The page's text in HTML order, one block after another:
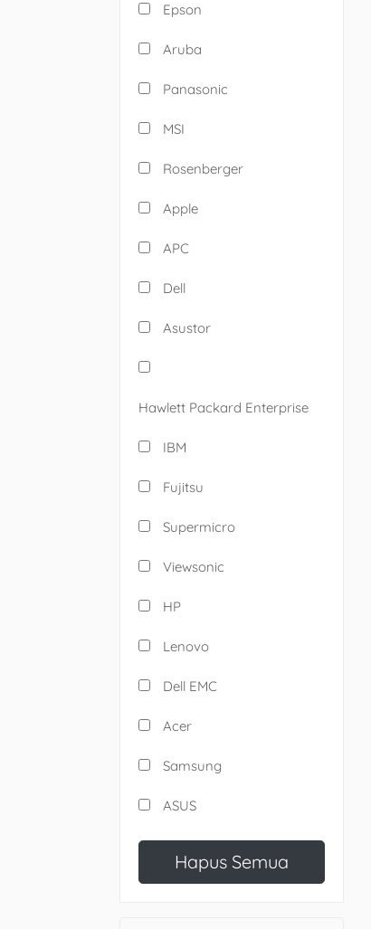
Epson
Aruba
Panasonic
MSI
Rosenberger
Apple
APC
Dell
Asustor
Hawlett Packard Enterprise
IBM
Fujitsu
Supermicro
Viewsonic
HP
Lenovo
Dell EMC
Acer
Samsung
ASUS
Hapus Semua